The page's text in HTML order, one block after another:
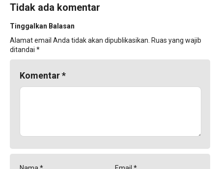
Tidak ada komentar
Tinggalkan Balasan
Alamat email Anda tidak akan dipublikasikan. Ruas yang wajib
ditandai *
Komentar*